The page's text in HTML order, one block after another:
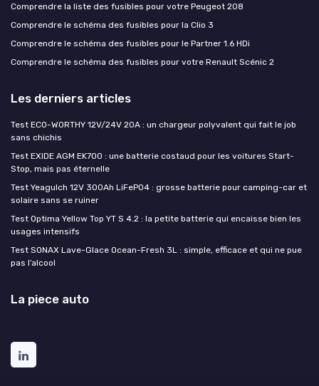
Comprendre la liste des fusibles pour votre Peugeot 208
Comprendre le schéma des fusibles pour la Clio 3
Comprendre le schéma des fusibles pour le Partner 1.6 HDi
Comprendre le schéma des fusibles pour votre Renault Scénic 2
Les derniers articles
Test ECO-WORTHY 12V/24V 20A : un chargeur polyvalent qui fait le job
sans chichis
Test EXIDE AGM EK700 : une batterie costaud pour les voitures Start-
Stop, mais pas éternelle
Test Yeagulch 12V 300Ah LiFePO4 : grosse batterie pour camping-car et
solaire sans se ruiner
Test Optima Yellow Top YT S 4.2 : la petite batterie qui encaisse bien les
usages intensifs
Test SONAX Lave-Glace Ocean-Fresh 3L : simple, efficace et qui ne pue
pas l’alcool
La piece auto